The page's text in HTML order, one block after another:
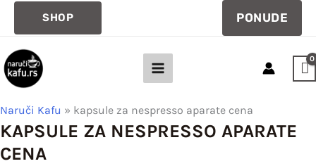
sadržaj
SHOP PONUDE
Naruči Kafu » kapsule za nespresso aparate cena
KAPSULE ZA NESPRESSO APARATE
CENA